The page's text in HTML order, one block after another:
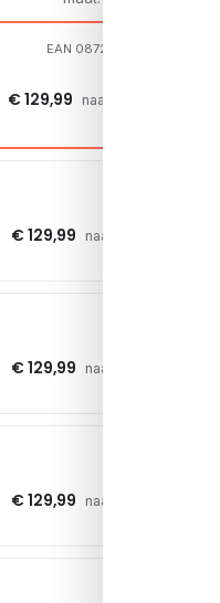
EAN 08720527639713
€ 129,99 naar shop →
€ 129,99 naar shop →
€ 129,99 naar shop →
€ 129,99 naar shop →